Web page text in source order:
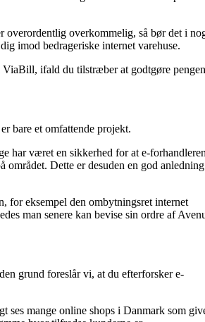
overordentlig overkommelig, så bør det i
imod bedrageriske internet varehuse.
ifald du tilstræber at godtgøre
bare et omfattende projekt.
har været en sikkerhed for at e-forhandleren
området. Dette er desuden en god
for eksempel den ombytningsret internet
man senere kan bevise sin ordre af
grund foreslår vi, at du efterforsker e-
ses mange online shops i Danmark som